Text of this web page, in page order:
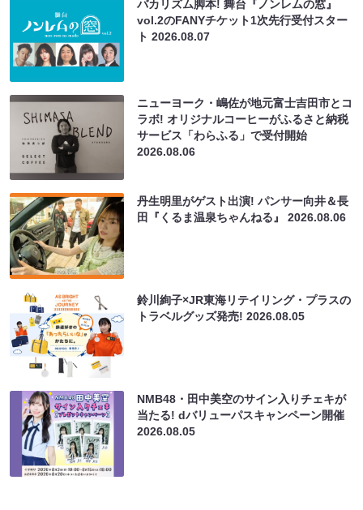
バカリズム脚本! 舞台『ノンレムの窓』
vol.2のFANYチケット1次先行受付スター
ト2026.08.07
ニューヨーク・嶋佐が地元富士吉田市とコ
ラボ! オリジナルコーヒーがふるさと納税
サービス「わらふる」で受付開始
2026.08.06
丹生明里がゲスト出演! パンサー向井＆長
田『くるま温泉ちゃんねる』2026.08.06
鈴川絢子×JR東海リテイリング・プラスの
トラベルグッズ発売!2026.08.05
NMB48・田中美空のサイン入りチェキが
当たる! dバリューパスキャンペーン開催
2026.08.05